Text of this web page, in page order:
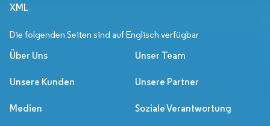
XML
Die folgenden Seiten sind auf Englisch verfügbar
Über Uns Unser Team
Unsere Kunden Unsere Partner
Medien Soziale Verantwortung